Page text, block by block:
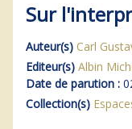
Sur
Auteur(s) Carl
Editeur(s) Albin
Date de parution :
Collection(s)